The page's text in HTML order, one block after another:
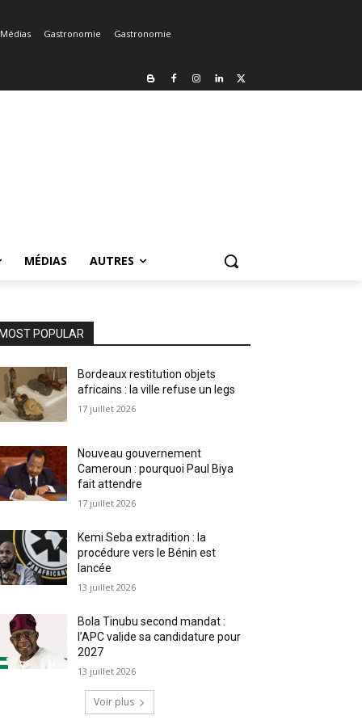
Médias Gastronomie
Gastronomie
MÉDIAS AUTRES
MOST POPULAR
Bordeaux restitution objets
africains : la ville refuse un legs
17 juillet 2026
Nouveau gouvernement
Cameroun : pourquoi Paul Biya
fait attendre
17 juillet 2026
Kemi Seba extradition : la
procédure vers le Bénin est
lancée
13 juillet 2026
Bola Tinubu second mandat :
l’APC valide sa candidature pour
2027
13 juillet 2026
Voir plus